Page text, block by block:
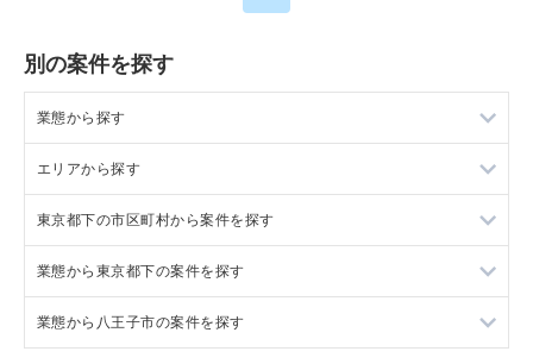
別の案件を探す
業態から探す
ラーメンの居抜き売却物件の案件一覧
フランス料理の居抜き売却物件の案件一覧
イタリア料理の居抜き売却物件の案件一覧
中華の居抜き売却物件の案件一覧
エリアから探す
東京23区の飲食店の居抜き売却物件の案件一覧
東京都下の飲食店の居抜き売却物件の案件一覧
千葉県の飲食店の居抜き売却物件の案件一覧
東京都下の市区町村から案件を探す
調布市の飲食店の居抜き売却物件の案件一覧
八王子市の飲食店の居抜き売却物件の案件一覧
業態から東京都下の案件を探す
東京都下のラーメンの居抜き売却物件の案件一覧
業態から八王子市の案件を探す